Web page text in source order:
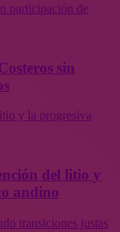
participación de
sin
y la progresiva
del litio y
andino
transiciones justas